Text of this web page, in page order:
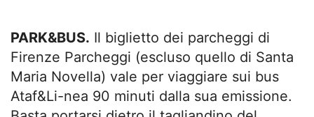
PARK&BUS. Il biglietto dei parcheggi di
Firenze Parcheggi (escluso quello di Santa
Maria Novella) vale per viaggiare sui bus
Ataf&Li-nea 90 minuti dalla sua emissione.